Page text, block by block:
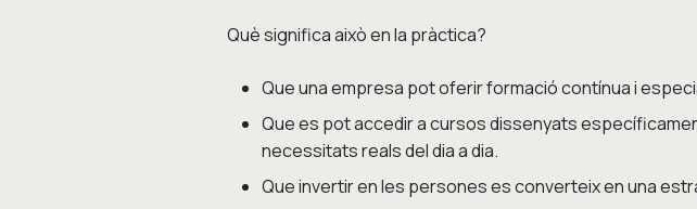
Què significa això en la pràctica?
Que una empresa pot oferir formació contínua i
Que es pot accedir a cursos dissenyats
necessitats reals del dia a dia.
Que invertir en les persones es converteix en una